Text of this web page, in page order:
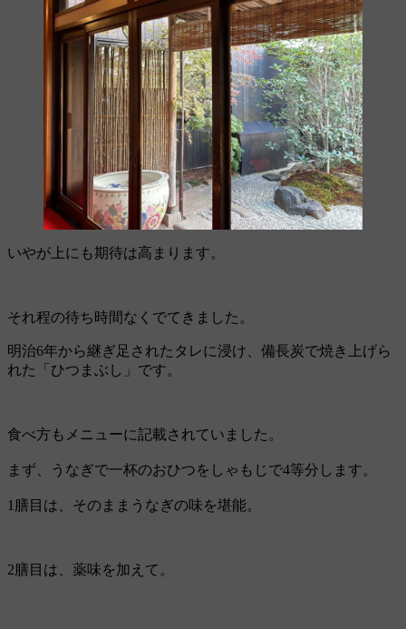
いやが上にも期待は高まります。
それ程の待ち時間なくでてきました。
明治6年から継ぎ足されたタレに浸け、備長炭で焼き上げら
れた「ひつまぶし」です。
食べ方もメニューに記載されていました。
まず、うなぎで一杯のおひつをしゃもじで4等分します。
1膳目は、そのままうなぎの味を堪能。
2膳目は、薬味を加えて。